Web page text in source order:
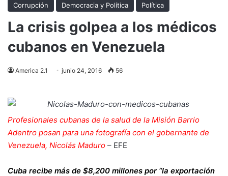
Corrupción Democracia y Política Política
La crisis golpea a los médicos
cubanos en Venezuela
America 2.1 junio 24, 2016 56
Profesionales cubanas de la salud de la Misión Barrio
Adentro posan para una fotografía con el gobernante de
Venezuela, Nicolás Maduro – EFE
Cuba recibe más de $8,200 millones por “la exportación